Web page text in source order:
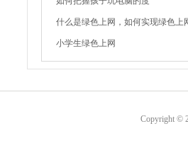
什么是绿色上网，如何实现绿色上
小学生绿色上网
Copyright ©